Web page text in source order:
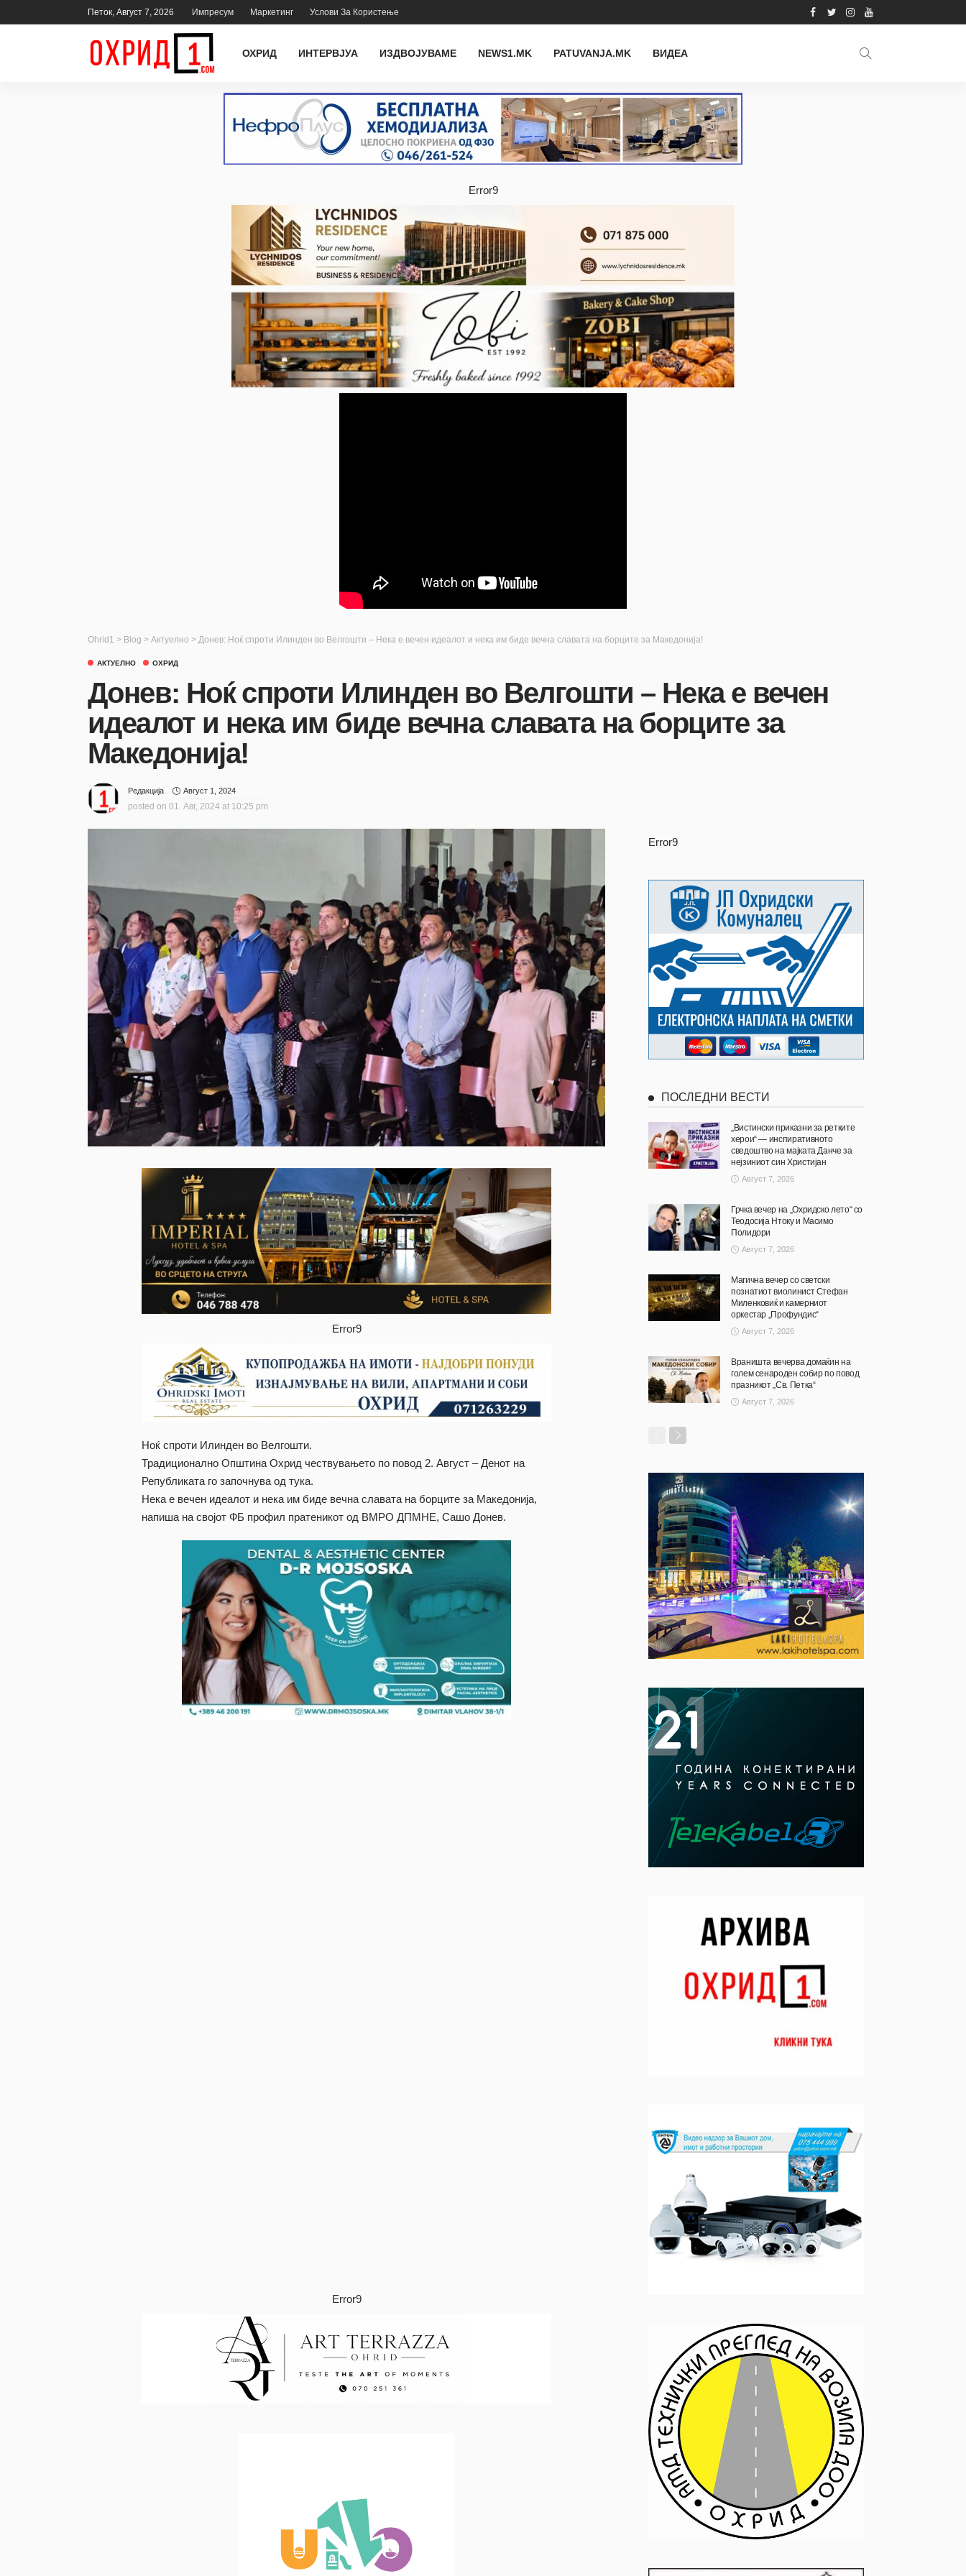
Петок, Август 7, 2026 Импресум Маркетинг Услови За Користење
ОХРИД ИНТЕРВЈУА ИЗДВОЈУВАМЕ NEWS1.MK PATUVANJA.MK ВИДЕА
Error9
Ohrid1 > Blog > Актуелно > Донев: Ноќ спроти Илинден во Велгошти – Нека е вечен идеалот и нека им биде вечна славата на борците за Македонија!
АКТУЕЛНО ОХРИД
Донев: Ноќ спроти Илинден во Велгошти – Нека е вечен
идеалот и нека им биде вечна славата на борците за
Македонија!
Редакција Август 1, 2024
posted on 01. Авг, 2024 at 10:25 pm
Error9
Ноќ спроти Илинден во Велгошти.
Традиционално Општина Охрид чествувањето по повод 2. Август – Денот на
Републиката го започнува од тука.
Нека е вечен идеалот и нека им биде вечна славата на борците за Македонија,
напиша на својот ФБ профил пратеникот од ВМРО ДПМНЕ, Сашо Донев.
Error9
Error9
ПОСЛЕДНИ ВЕСТИ
„Вистински приказни за ретките
херои“ — инспиративното
сведоштво на мајката Данче за
нејзиниот син Христијан
Август 7, 2026
Грчка вечер на „Охридско лето“ со
Теодосија Нтоку и Масимо
Полидори
Август 7, 2026
Магична вечер со светски
познатиот виолинист Стефан
Миленковиќ и камерниот
оркестар „Профундис“
Август 7, 2026
Враништа вечерва домаќин на
голем сенароден собир по повод
празникот „Св. Петка“
Август 7, 2026